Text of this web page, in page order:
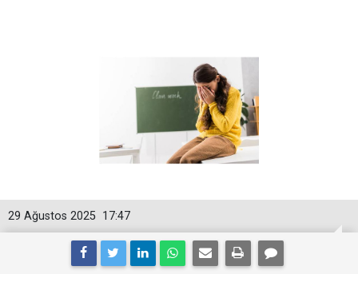
17:47
29 Ağustos 2025